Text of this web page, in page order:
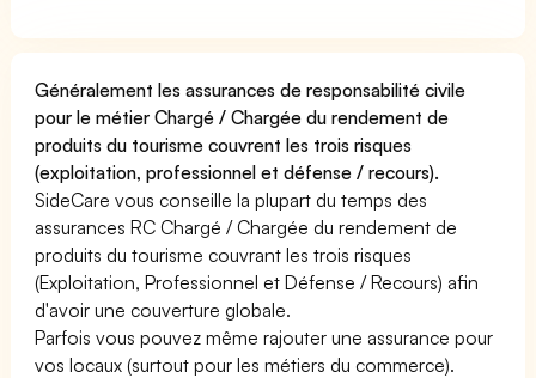
Généralement les assurances de responsabilité civile
pour le métier Chargé / Chargée du rendement de
produits du tourisme couvrent les trois risques
(exploitation, professionnel et défense / recours).
SideCare vous conseille la plupart du temps des
assurances RC Chargé / Chargée du rendement de
produits du tourisme couvrant les trois risques
(Exploitation, Professionnel et Défense / Recours) afin
d'avoir une couverture globale.
Parfois vous pouvez même rajouter une assurance pour
vos locaux (surtout pour les métiers du commerce).